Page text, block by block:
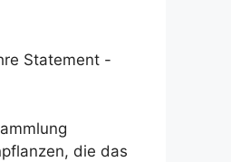
Statement -
die das